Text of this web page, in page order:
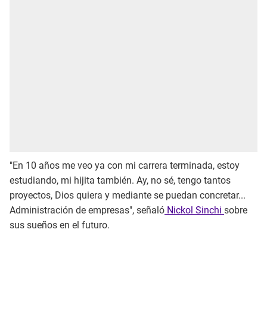
"En 10 años me veo ya con mi carrera terminada, estoy
estudiando, mi hijita también. Ay, no sé, tengo tantos
proyectos, Dios quiera y mediante se puedan concretar...
Administración de empresas", señaló Nickol Sinchi sobre
sus sueños en el futuro.